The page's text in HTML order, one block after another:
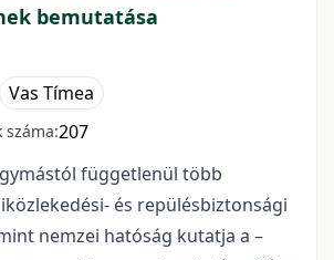
bemutatása
Vas Tímea
száma:207
függetlenül több
és repülésbiztonsági
nemzei hatóság kutatja a –